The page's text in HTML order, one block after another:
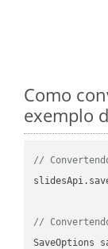
Como
exemplo
// Convertendo
// Convertendo
SaveOptions